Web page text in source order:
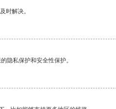
时解决。
隐私保护和安全性保护。